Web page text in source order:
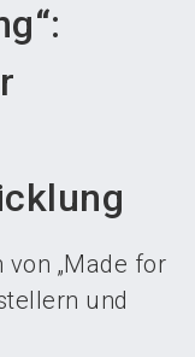
von „Made for
und